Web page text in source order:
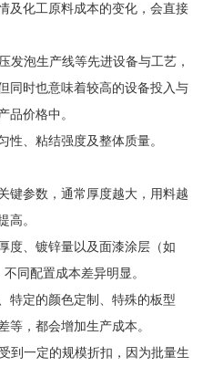
及化工原料成本的变化，会直接
发泡生产线等先进设备与工艺，
同时也意味着较高的设备投入与
品价格中。
性、粘结强度及整体质量。
键参数，通常厚度越大，用料越
高。
度、镀锌量以及面漆涂层（如
同配置成本差异明显。
特定的颜色定制、特殊的板型
等，都会增加生产成本。
到一定的规模折扣，因为批量生